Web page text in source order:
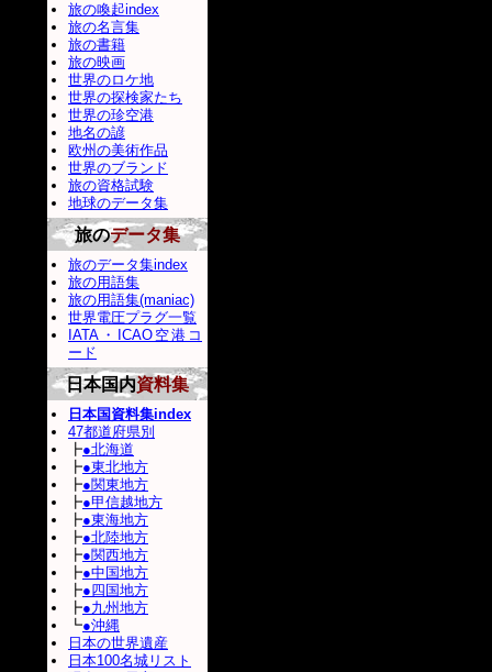
旅の喚起index
旅の名言集
旅の書籍
旅の映画
世界のロケ地
世界の探検家たち
世界の珍空港
地名の諺
欧州の美術作品
世界のブランド
旅の資格試験
地球のデータ集
旅のデータ集
旅のデータ集index
旅の用語集
旅の用語集(maniac)
世界電圧プラグ一覧
IATA・ICAO空港コ
ード
日本国内資料集
日本国資料集index
47都道府県別
┣●北海道
┣●東北地方
┣●関東地方
┣●甲信越地方
┣●東海地方
┣●北陸地方
┣●関西地方
┣●中国地方
┣●四国地方
┣●九州地方
┗●沖縄
日本の世界遺産
日本100名城リスト